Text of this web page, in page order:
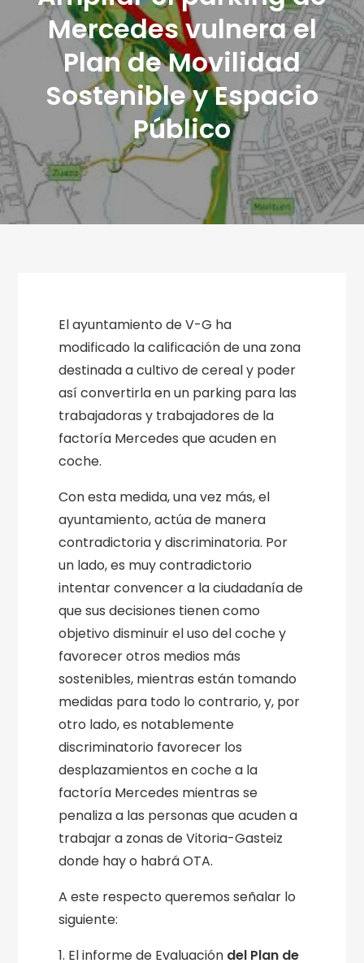
Mercedes vulnera el
Plan de Movilidad
Sostenible y Espacio
Público
El ayuntamiento de V-G ha
modificado la calificación de una zona
destinada a cultivo de cereal y poder
así convertirla en un parking para las
trabajadoras y trabajadores de la
factoría Mercedes que acuden en
coche.
Con esta medida, una vez más, el
ayuntamiento, actúa de manera
contradictoria y discriminatoria. Por
un lado, es muy contradictorio
intentar convencer a la ciudadanía de
que sus decisiones tienen como
objetivo disminuir el uso del coche y
favorecer otros medios más
sostenibles, mientras están tomando
medidas para todo lo contrario, y, por
otro lado, es notablemente
discriminatorio favorecer los
desplazamientos en coche a la
factoría Mercedes mientras se
penaliza a las personas que acuden a
trabajar a zonas de Vitoria-Gasteiz
donde hay o habrá OTA.
A este respecto queremos señalar lo
siguiente:
1. El informe de Evaluación del Plan de